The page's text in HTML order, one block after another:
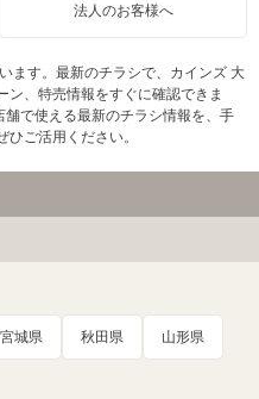
法人のお客様へ
ます。最新のチラシで、カインズ 大
ン、特売情報をすぐに確認できま
で使える最新のチラシ情報を、手
ご活用ください。
宮城県 秋田県 山形県